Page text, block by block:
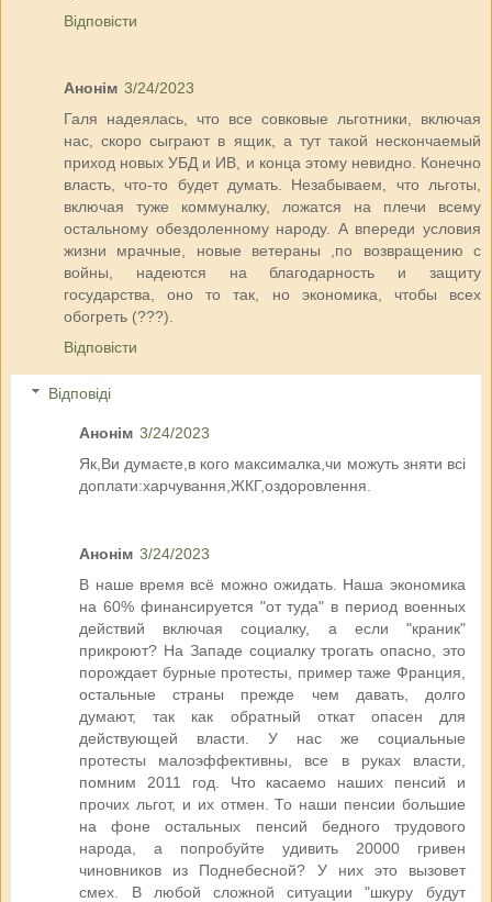
Відповісти
Анонім 3/24/2023
Галя надеялась, что все совковые льготники, включая
нас, скоро сыграют в ящик, а тут такой нескончаемый
приход новых УБД и ИВ, и конца этому невидно. Конечно
власть, что-то будет думать. Незабываем, что льготы,
включая туже коммуналку, ложатся на плечи всему
остальному обездоленному народу. А впереди условия
жизни мрачные, новые ветераны ,по возвращению с
войны, надеются на благодарность и защиту
государства, оно то так, но экономика, чтобы всех
обогреть (???).
Відповісти
Відповіді
Анонім 3/24/2023
Як,Ви думаєте,в кого максималка,чи можуть зняти всі
доплати:харчування,ЖКГ,оздоровлення.
Анонім 3/24/2023
В наше время всё можно ожидать. Наша экономика
на 60% финансируется "от туда" в период военных
действий включая социалку, а если "краник"
прикроют? На Западе социалку трогать опасно, это
порождает бурные протесты, пример таже Франция,
остальные страны прежде чем давать, долго
думают, так как обратный откат опасен для
действующей власти. У нас же социальные
протесты малоэффективны, все в руках власти,
помним 2011 год. Что касаемо наших пенсий и
прочих льгот, и их отмен. То наши пенсии большие
на фоне остальных пенсий бедного трудового
народа, а попробуйте удивить 20000 гривен
чиновников из Поднебесной? У них это вызовет
смех. В любой сложной ситуации "шкуру будут